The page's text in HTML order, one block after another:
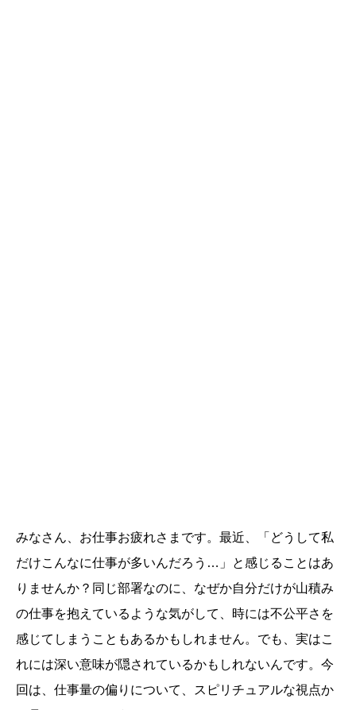
みなさん、お仕事お疲れさまです。最近、「どうして私
だけこんなに仕事が多いんだろう…」と感じることはあ
りませんか？同じ部署なのに、なぜか自分だけが山積み
の仕事を抱えているような気がして、時には不公平さを
感じてしまうこともあるかもしれません。でも、実はこ
れには深い意味が隠されているかもしれないんです。今
回は、仕事量の偏りについて、スピリチュアルな視点か